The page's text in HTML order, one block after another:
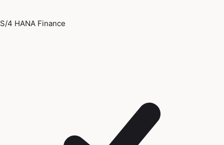
S/4 HANA Finance